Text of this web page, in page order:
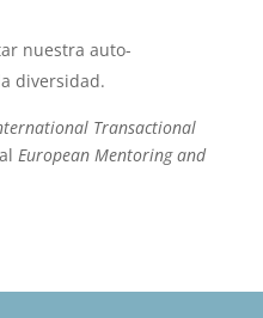
nuestra auto-
diversidad.
Transactional
European Mentoring and